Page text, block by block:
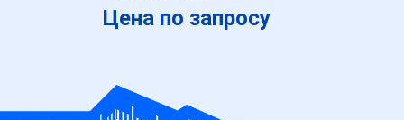
Цена по запросу